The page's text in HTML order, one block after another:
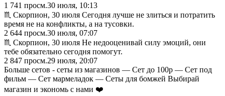
1 741 просм.30 июля, 10:13
♏︎ Скорпион, 30 июля Сегодня лучше не злиться и потратить
время не на конфликты, а на тусовки.
2 644 просм.30 июля, 07:07
♏︎ Скорпион, 30 июля Не недооценивай силу эмоций, они
тебе обязательно сегодня помогут.
2 847 просм.29 июля, 20:07
Больше сетов - сеты из магазинов — Сет до 100р — Сет под
фильм — Сет мармеладок — Сеты для бомжей Выбирай
магазин и экономь с нами ❤️